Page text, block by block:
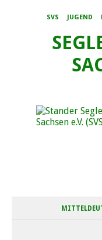
SVS JUGEND